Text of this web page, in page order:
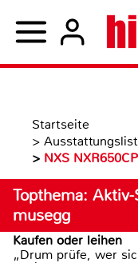
Startseite
>
> NXS NXR650CP
Topthema:
musegg
Kaufen oder leihen
„Drum prüfe, wer